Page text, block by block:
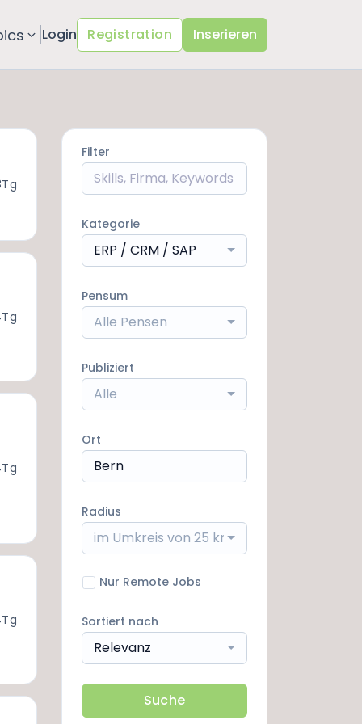
Login Registration Inserieren
Filter
Kategorie
ERP / CRM / SAP
Pensum
Alle Pensen
Publiziert
Alle
Ort
Radius
im Umkreis von 25 km
Nur Remote Jobs
Sortiert nach
Relevanz
Suche